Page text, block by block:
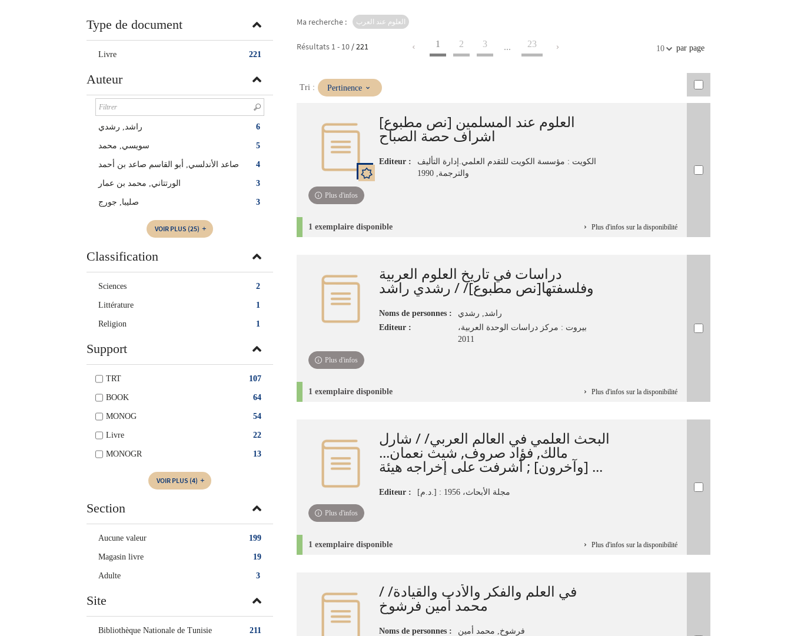
Ma recherche : العلوم عند العرب
Résultats 1 - 10 / 221 1 2 3 ... 23 10 par page
Tri :(Mise
immédiate)
Pertinence
العلوم عند المسلمين [نص مطبوع]
اشراف حصة الصباح
Editeur :
الكويت : مؤسسة الكويت للتقدم العلمي.إدارة التأليف
والترجمة, 1990
Plus d'infos
1 exemplaire disponible Plus d'infos sur la disponibilité
دراسات في تاريخ العلوم العربية
وفلسفتها[نص مطبوع]/ / رشدي راشد
Noms de personnes :
راشد, رشدي‏
Editeur :
بيروت : مركز دراسات الوحدة العربية،
2011
Plus d'infos
1 exemplaire disponible Plus d'infos sur la disponibilité
البحث العلمي في العالم العربي/ / شارل
مالك, فؤاد صروف, شيث نعمان...
[وآخرون] ; أشرفت على إخراجه هيئة ...
Editeur : [د.م.] : مجلة الأبحاث، 1956
Plus d'infos
1 exemplaire disponible Plus d'infos sur la disponibilité
في العلم والفكر والأدب والقيادة/ /
محمد أمين فرشوخ
Noms de personnes :
فرشوخ, محمد أمين
Type de document
221
Livre
Auteur
6 راشد, رشدي‏
5 سويسي, محمد
4 صاعد الأندلسي, أبو القاسم صاعد بن أحمد
3 الورتتاني, محمد بن عمار
3 صليبا, جورج
VOIR PLUS (25)
Classification
2
Sciences
1
Littérature
1
Religion
Support
107
TRT
64
BOOK
54
MONOG
22
Livre
13
MONOGR
VOIR PLUS (4)
Section
199
Aucune valeur
19
Magasin livre
3
Adulte
Site
211
Bibliothèque Nationale de Tunisie